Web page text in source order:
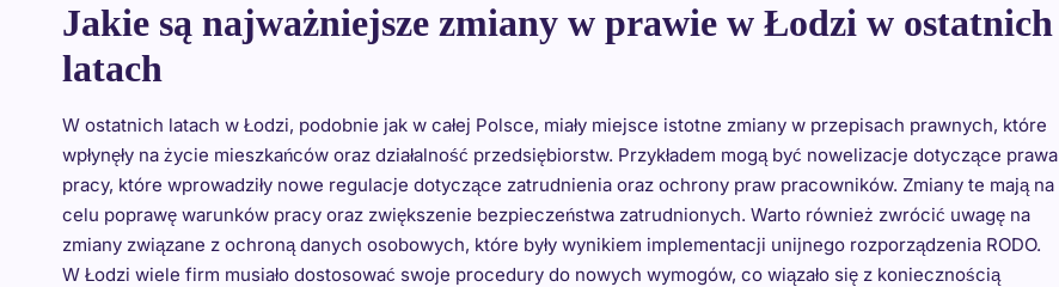
Jakie są najważniejsze zmiany w prawie w Łodzi w ostatnich
latach
W ostatnich latach w Łodzi, podobnie jak w całej Polsce, miały miejsce istotne zmiany w przepisach prawnych, które
wpłynęły na życie mieszkańców oraz działalność przedsiębiorstw. Przykładem mogą być nowelizacje dotyczące prawa
pracy, które wprowadziły nowe regulacje dotyczące zatrudnienia oraz ochrony praw pracowników. Zmiany te mają na
celu poprawę warunków pracy oraz zwiększenie bezpieczeństwa zatrudnionych. Warto również zwrócić uwagę na
zmiany związane z ochroną danych osobowych, które były wynikiem implementacji unijnego rozporządzenia RODO.
W Łodzi wiele firm musiało dostosować swoje procedury do nowych wymogów, co wiązało się z koniecznością